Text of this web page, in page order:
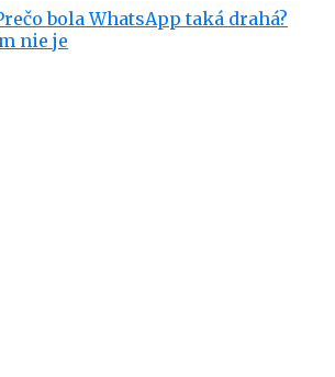
bola WhatsApp taká drahá?
nie je